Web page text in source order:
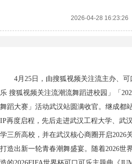
2026-04-28 16:23:26
4月25日，由搜狐视频关注流主办、
乐 搜狐视频关注流潮流舞蹈进校园」「
舞蹈大赛」活动武汉站圆满收官。继成都
IP再度启程，先后走进武汉工程大学、武
学三所高校，并在武汉核心商圈开启2026
打造出新一轮青春潮舞盛宴。随着2026世